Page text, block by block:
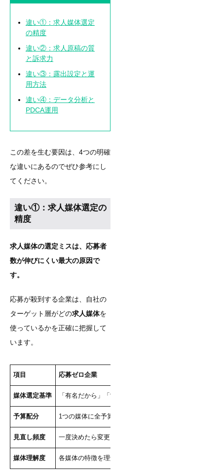
違い①：求人媒体選定
の精度
違い②：求人原稿の質
と訴求力
違い③：露出設定と運
用方法
違い④：データ分析と
PDCA運用
この差を生む要因は、4つの明確
な違いにあるのでぜひ参考にし
てください。
違い①：求人媒体選定の
精度
求人媒体の選定ミスは、応募者
数が伸びにくい最大の原因で
す。
応募が殺到する企業は、自社の
ターゲット層がどの求人媒体を
使っているかを正確に把握して
います。
項目 応募ゼロ企業
媒体選定基準 「有名だから」「営業に勧められたから」で決める
予算配分 1つの媒体に全予算を投入
見直し頻度 一度決めたら変更しない
媒体理解度 各媒体の特徴を理解していない